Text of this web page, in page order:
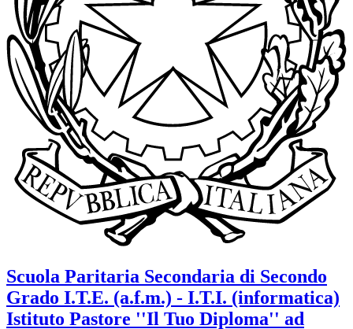
Scuola Paritaria Secondaria di Secondo
Grado I.T.E. (a.f.m.) - I.T.I. (informatica)
Istituto Pastore ''Il Tuo Diploma'' ad